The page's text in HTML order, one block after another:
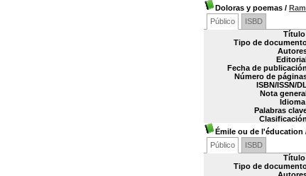
Doloras y poemas /
Público
ISBD
Título
Tipo de
Fecha de
Número de
ISBN/ISSN/
Nota
Idioma
Palabras
Émile ou de l'éducation
Público
ISBD
Título
Tipo de